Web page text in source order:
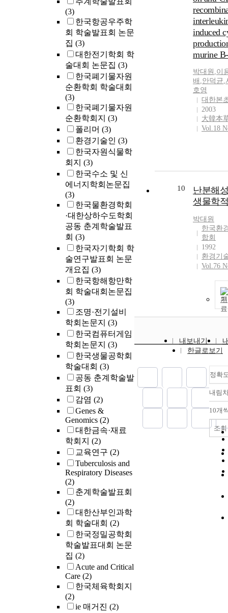
(3)
한국항공우주학
회 학술발표회 논문
집 (3)
대한전기학회 학
술대회 논문집 (3)
한국폐기물자원
순환학회 학술대회
(3)
한국폐기물자원
순환학회지 (3)
폴리머 (3)
환경기술인 (3)
한국자원식물학
회지 (3)
한국수소 및 신
에너지학회논문집
(3)
한국물환경학회
·대한상하수도학회
공동 춘계학술발표
회 (3)
한국자기학회 학
술연구발표회 논문
개요집 (3)
한국항해항만학
회 학술대회논문집
(3)
조명·전기설비
학회논문지 (3)
한국컴퓨터게임
학회논문지 (3)
한국생물공학회
학술대회 (3)
공동 춘계학술발
표회 (3)
감염 (2)
Genes &
Genomics (2)
대한금속·재료
학회지 (2)
교육연구 (2)
Tuberculosis and
Respiratory Diseases
(2)
춘계학술발표회
(2)
대한산부인과학
회 학술대회 (2)
한국정밀공학회
학술발표대회 논문
집 (2)
Acute and Critical
Care (2)
한국체육학회지
(2)
ie 매거진 (2)
induced
murine
박대원 ,이
배 ,안덕균,
호영
대한본
2003
大韓本
Vol.18
10
난분해
생물학
박대원
한국환
합회
1992
환경기
Vol.76
기
내보내기
한글로보기
정확
내림
10개
조회